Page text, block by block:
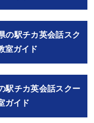
の駅チカ英会話スク
室ガイド
駅チカ英会話スクー
ガイド